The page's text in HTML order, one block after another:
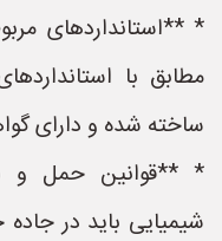
* **استانداردهای
ساخته شده و دارای
* **قوانین حمل و
شیمیایی باید در